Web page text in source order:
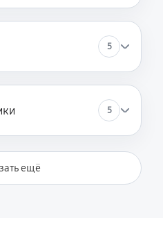
5
5
ещё